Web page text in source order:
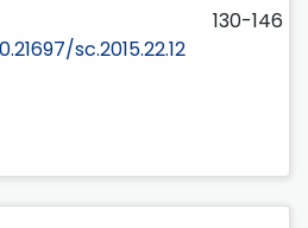
130-146
sc.2015.22.12